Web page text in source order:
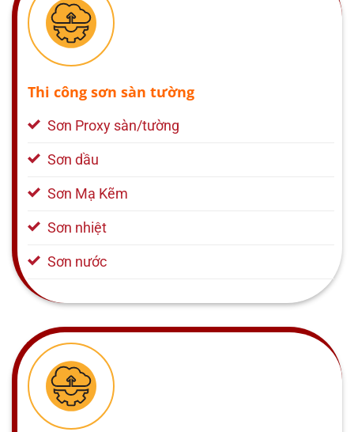
Thi công sơn sàn tường
Sơn Proxy sàn/tường
Sơn dầu
Sơn Mạ Kẽm
Sơn nhiệt
Sơn nước